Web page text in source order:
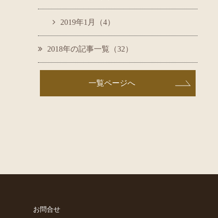
2019年1月（4）
2018年の記事一覧（32）
一覧ページへ
お問合せ